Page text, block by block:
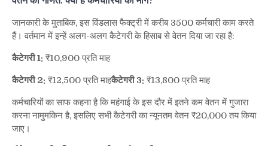
जानकारी के मुताबिक, इस विंडलास फैक्ट्री में करीब 3500 कर्मचारी काम करते
हैं। वर्तमान में इन्हें अलग-अलग कैटेगरी के हिसाब से वेतन दिया जा रहा है:
कैटेगरी 1: ₹10,900 प्रति माह
कैटेगरी 2: ₹12,500 प्रति माहकैटेगरी 3: ₹13,800 प्रति माह
कर्मचारियों का साफ कहना है कि महंगाई के इस दौर में इतने कम वेतन में गुजारा
करना नामुमकिन है, इसलिए सभी कैटेगरी का न्यूनतम वेतन ₹20,000 तय किया
जाए।